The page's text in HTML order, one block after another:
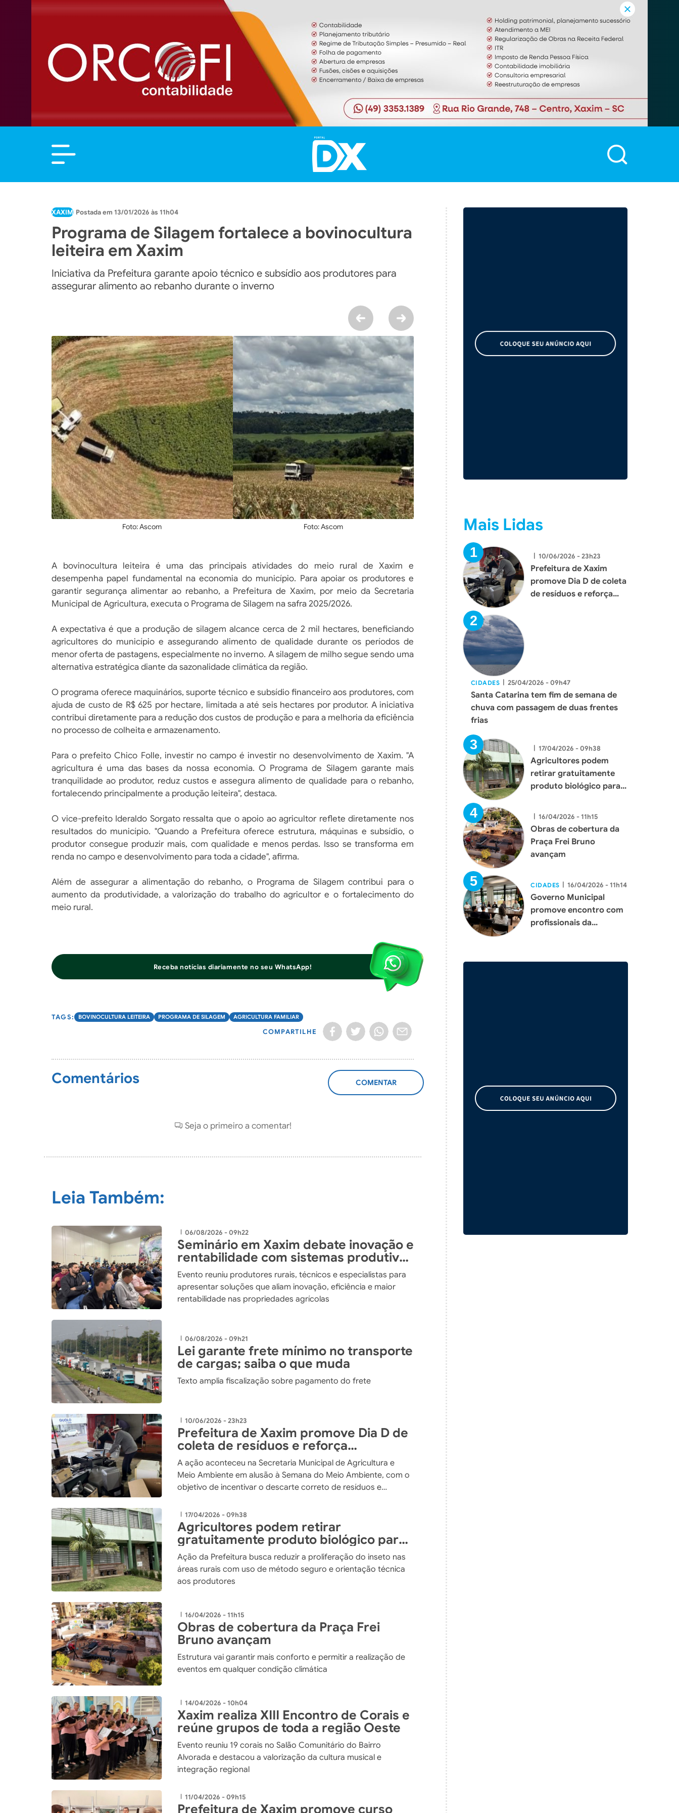
XAXIM 13/01/2026 às 11h04
Programa de Silagem fortalece a bovinocultura
leiteira em Xaxim
Iniciativa da Prefeitura garante apoio técnico e subsídio aos produtores para
assegurar alimento ao rebanho durante o inverno
Foto: Ascom Foto: Ascom Foto: Ascom
A bovinocultura leiteira é uma das principais atividades do meio rural de Xaxim e
desempenha papel fundamental na economia do município. Para apoiar os produtores e
garantir segurança alimentar ao rebanho, a Prefeitura de Xaxim, por meio da Secretaria
Municipal de Agricultura, executa o Programa de Silagem na safra 2025/2026.
A expectativa é que a produção de silagem alcance cerca de 2 mil hectares, beneficiando
agricultores do município e assegurando alimento de qualidade durante os períodos de
menor oferta de pastagens, especialmente no inverno. A silagem de milho segue sendo uma
alternativa estratégica diante da sazonalidade climática da região.
O programa oferece maquinários, suporte técnico e subsídio financeiro aos produtores, com
ajuda de custo de R$ 625 por hectare, limitada a até seis hectares por produtor. A iniciativa
contribui diretamente para a redução dos custos de produção e para a melhoria da eficiência
no processo de colheita e armazenamento.
Para o prefeito Chico Folle, investir no campo é investir no desenvolvimento de Xaxim. "A
agricultura é uma das bases da nossa economia. O Programa de Silagem garante mais
tranquilidade ao produtor, reduz custos e assegura alimento de qualidade para o rebanho,
fortalecendo principalmente a produção leiteira", destaca.
O vice-prefeito Ideraldo Sorgato ressalta que o apoio ao agricultor reflete diretamente nos
resultados do município. "Quando a Prefeitura oferece estrutura, máquinas e subsídio, o
produtor consegue produzir mais, com qualidade e menos perdas. Isso se transforma em
renda no campo e desenvolvimento para toda a cidade", afirma.
Além de assegurar a alimentação do rebanho, o Programa de Silagem contribui para o
aumento da produtividade, a valorização do trabalho do agricultor e o fortalecimento do
meio rural.
Receba notícias diariamente no seu WhatsApp!
BOVINOCULTURA LEITEIRA PROGRAMA DE SILAGEM AGRICULTURA FAMILIAR
COMPARTILHE
Comentários
ADICIONAR
COMENTÁRIO
Seja o primeiro a comentar!
Leia Também:
| 06/08/2026 - 09h22
Seminário em Xaxim debate inovação e
rentabilidade com sistemas produtivos
integrados
Evento reuniu produtores rurais, técnicos e especialistas para
apresentar soluções que aliam inovação, eficiência e maior
rentabilidade nas propriedades agrícolas
| 06/08/2026 - 09h21
Lei garante frete mínimo no transporte
de cargas; saiba o que muda
Texto amplia fiscalização sobre pagamento do frete
| 10/06/2026 - 23h23
Prefeitura de Xaxim promove Dia D de
coleta de resíduos e reforça
compromisso com o meio ambiente
A ação aconteceu na Secretaria Municipal de Agricultura e
Meio Ambiente em alusão à Semana do Meio Ambiente, com o
objetivo de incentivar o descarte correto de resíduos e
ambiental
| 17/04/2026 - 09h38
Agricultores podem retirar
gratuitamente produto biológico para
combate ao mosquito borrachudo em
Xaxim
Ação da Prefeitura busca reduzir a proliferação do inseto nas
áreas rurais com uso de método seguro e orientação técnica
aos produtores
| 16/04/2026 - 11h15
Obras de cobertura da Praça Frei
Bruno avançam
Estrutura vai garantir mais conforto e permitir a realização de
eventos em qualquer condição climática
| 14/04/2026 - 10h04
Xaxim realiza XIII Encontro de Corais e
reúne grupos de toda a região Oeste
Evento reuniu 19 corais no Salão Comunitário do Bairro
Alvorada e destacou a valorização da cultura musical e
integração regional
| 11/04/2026 - 09h15
Prefeitura de Xaxim promove curso
Mais Lidas
| 10/06/2026 - 23h23
Prefeitura de Xaxim
promove Dia D de coleta
de resíduos e reforça
CIDADES | 25/04/2026 - 09h47
Santa Catarina tem fim de semana de
chuva com passagem de duas frentes
frias
| 17/04/2026 - 09h38
Agricultores podem
retirar gratuitamente
produto biológico para
borrachudo em Xaxim
| 16/04/2026 - 11h15
Obras de cobertura da
Praça Frei Bruno
avançam
CIDADES | 16/04/2026 - 11h14
Governo Municipal
promove encontro com
profissionais da